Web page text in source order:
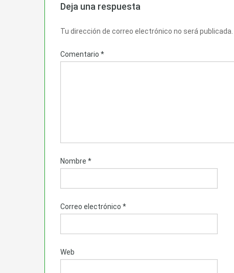
Deja una respuesta
Tu dirección de correo electrónico no será publicada.
Comentario *
Nombre *
Correo electrónico *
Web